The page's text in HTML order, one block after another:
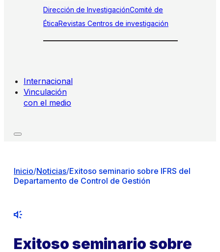
Dirección de InvestigaciónComité de
ÉticaRevistas Centros de investigación
Internacional
Vinculación
con el medio
Inicio/Noticias/Exitoso seminario sobre IFRS del
Departamento de Control de Gestión
Exitoso seminario sobre